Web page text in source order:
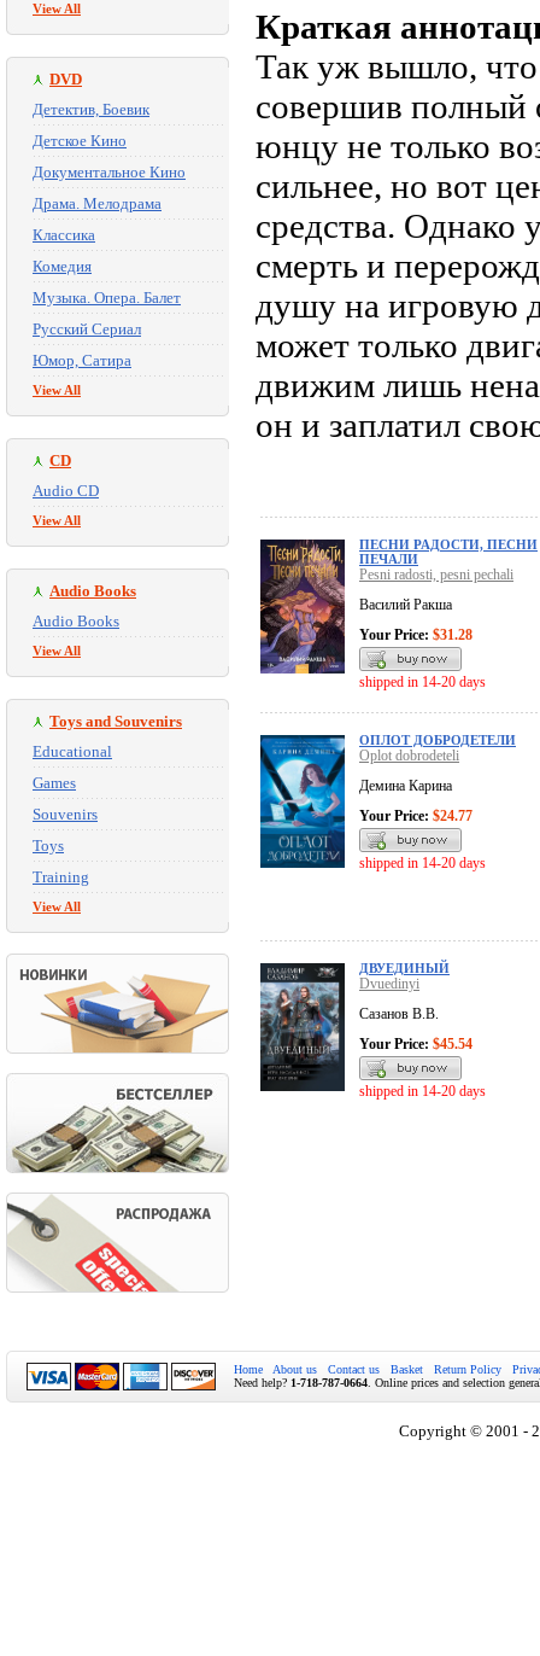
View All
DVD
Детектив, Боевик
Детское Кино
Документальное Кино
Драма. Мелодрама
Классика
Комедия
Музыка. Опера. Балет
Русский Сериал
Юмор, Сатира
View All
CD
Audio CD
View All
Audio Books
Audio Books
View All
Toys and Souvenirs
Educational
Games
Souvenirs
Toys
Training
View All
Краткая
Так уж вышло, что
совершив полный
юнцу не только
сильнее, но вот
средства. Однако
смерть и
душу на игровую
может только
движим лишь
он и заплатил
ПЕСНИ РАДОСТИ, ПЕСНИ
ПЕЧАЛИ
Pesni radosti, pesni pechali
Василий Ракша
Your Price: $31.28
shipped in 14-20 days
ОПЛОТ ДОБРОДЕТЕЛИ
Oplot dobrodeteli
Демина Карина
Your Price: $24.77
shipped in 14-20 days
ДВУЕДИНЫЙ
Dvuedinyi
Сазанов В.В.
Your Price: $45.54
shipped in 14-20 days
Home About us Contact us Basket Return Policy
Need help? 1-718-787-0664 . Online prices and selection
Copyright © 2001 -